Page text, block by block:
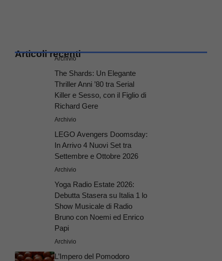
Articoli recenti
Archivio
The Shards: Un Elegante
Thriller Anni ’80 tra Serial
Killer e Sesso, con il Figlio di
Richard Gere
Archivio
LEGO Avengers Doomsday:
In Arrivo 4 Nuovi Set tra
Settembre e Ottobre 2026
Archivio
Yoga Radio Estate 2026:
Debutta Stasera su Italia 1 lo
Show Musicale di Radio
Bruno con Noemi ed Enrico
Papi
Archivio
L’Impero del Pomodoro